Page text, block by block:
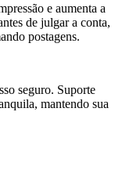
e aumenta a
de julgar a conta,
postagens.
seguro. Suporte
mantendo sua